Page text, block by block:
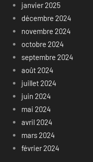
janvier 2025
décembre 2024
novembre 2024
octobre 2024
septembre 2024
août 2024
juillet 2024
juin 2024
mai 2024
avril 2024
mars 2024
février 2024